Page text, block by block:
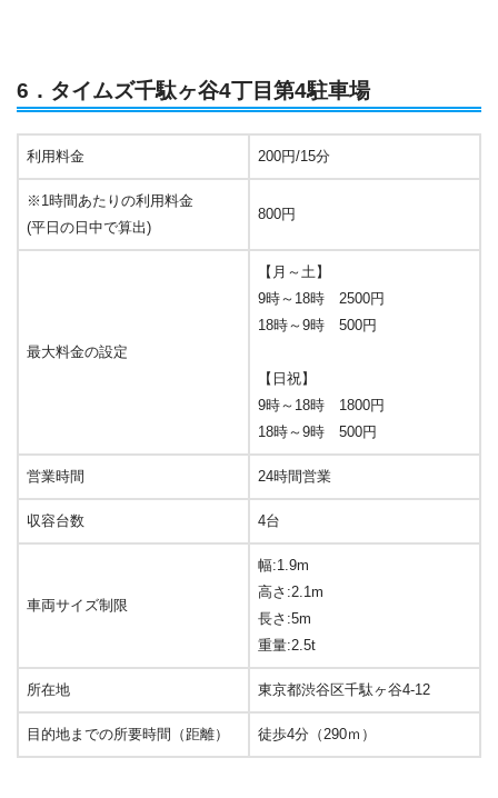
6．タイムズ千駄ヶ谷4丁目第4駐車場
利用料金 200円/15分
※1時間あたりの利用料金
(平日の日中で算出)
800円
最大料金の設定
【月～土】
9時～18時 2500円
18時～9時 500円
【日祝】
9時～18時 1800円
18時～9時 500円
営業時間 24時間営業
収容台数 4台
車両サイズ制限
幅:1.9m
高さ:2.1m
長さ:5m
重量:2.5t
所在地 東京都渋谷区千駄ヶ谷4-12
目的地までの所要時間（距離） 徒歩4分（290ｍ）